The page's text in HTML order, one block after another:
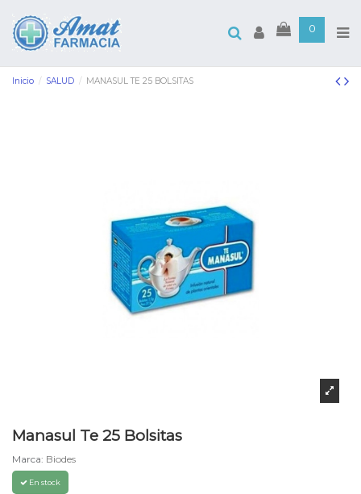
0
Inicio SALUD MANASUL TE 25 BOLSITAS
Manasul Te 25 Bolsitas
Marca: Biodes
En stock